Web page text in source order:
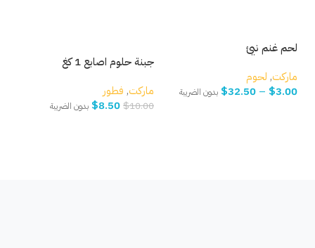
لحم غنم نيئ
ماركت, لحوم
$3.00
–
$32.50 بدون الضريبة
جبنة حلوم اصابع 1 كغ
ماركت, فطور
$10.00
$8.50 بدون الضريبة